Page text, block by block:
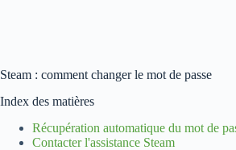
Steam : comment changer le mot de passe
Index des matières
Récupération automatique du mot de
Contacter l'assistance Steam